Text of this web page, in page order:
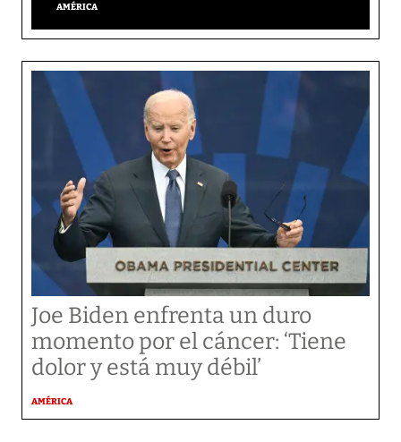
AMÉRICA
Joe Biden enfrenta un duro
momento por el cáncer: ‘Tiene
dolor y está muy débil’
AMÉRICA